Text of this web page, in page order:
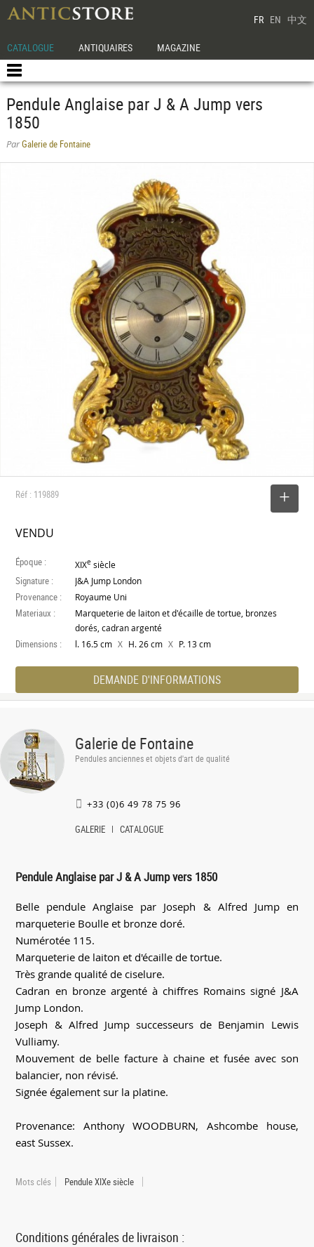
FR EN 中文
CATALOGUE ANTIQUAIRES MAGAZINE
Pendule Anglaise par J & A Jump vers
1850
ParGalerie de Fontaine
Réf : 119889
VENDU
Époque : XIXe siècle
Signature : J&A Jump London
Provenance : Royaume Uni
Materiaux :
Marqueterie de laiton et d'écaille de tortue, bronzes
dorés, cadran argenté
Dimensions : l. 16.5 cm X H. 26 cm X P. 13 cm
DEMANDE D'INFORMATIONS
Galerie de Fontaine
Pendules anciennes et objets d'art de qualité
+33 (0)6 49 78 75 96
GALERIE CATALOGUE
Pendule Anglaise par J & A Jump vers 1850
Belle pendule Anglaise par Joseph & Alfred Jump en
marqueterie Boulle et bronze doré.
Numérotée 115.
Marqueterie de laiton et d'écaille de tortue.
Très grande qualité de ciselure.
Cadran en bronze argenté à chiffres Romains signé J&A
Jump London.
Joseph & Alfred Jump successeurs de Benjamin Lewis
Vulliamy.
Mouvement de belle facture à chaine et fusée avec son
balancier, non révisé.
Signée également sur la platine.
Provenance: Anthony WOODBURN, Ashcombe house,
east Sussex.
Mots clés Pendule XIXe siècle
Conditions générales de livraison :